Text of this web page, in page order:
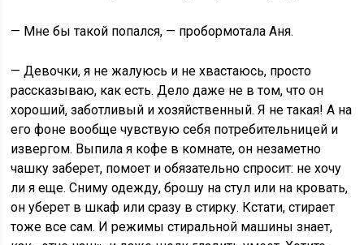
— Мне бы такой попался, — пробормотала Аня.
— Девочки, я не жалуюсь и не хвастаюсь, просто
рассказываю, как есть. Дело даже не в том, что он
хороший, заботливый и хозяйственный. Я не такая! А на
его фоне вообще чувствую себя потребительницей и
извергом. Выпила я кофе в комнате, он незаметно
чашку заберет, помоет и обязательно спросит: не хочу
ли я еще. Сниму одежду, брошу на стул или на кровать,
он уберет в шкаф или сразу в стирку. Кстати, стирает
тоже все сам. И режимы стиральной машины знает,